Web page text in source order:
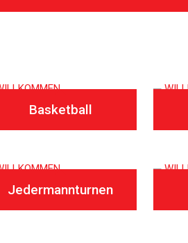
Basketball
Jedermannturnen